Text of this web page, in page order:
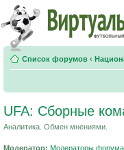
Список форумов ‹
UFA: Сборные
Аналитика. Обмен мнениями.
Модератор: Модераторы форума